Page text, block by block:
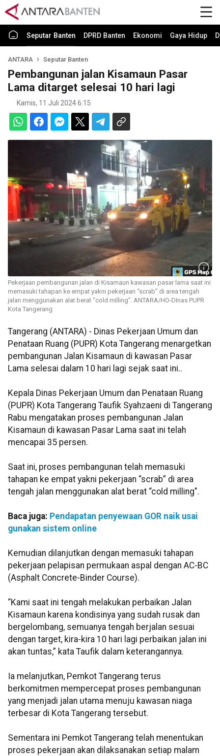
Seputar Banten DPRD Banten Ekonomi Gaya Hidup
ANTARA Seputar Banten
Pembangunan jalan Kisamaun Pasar
Lama ditarget selesai 10 hari lagi
Kamis, 11 Juli 2024 6:15
Pekerjaan pembangunan jalan di Kisamaun kawasan pasar lama saat ini
memasuki tahapan ke empat yakni pekerjaan “scrab” di area tengah
jalan menggunakan alat berat “cold milling". ANTARA/HO-DInas PUPR
Kota Tangerang
Tangerang (ANTARA) - Dinas Pekerjaan Umum dan
Penataan Ruang (PUPR) Kota Tangerang menargetkan
pembangunan Jalan Kisamaun di kawasan Pasar
Lama selesai dalam 10 hari lagi sejak saat ini..
Kepala Dinas Pekerjaan Umum dan Penataan Ruang
(PUPR) Kota Tangerang Taufik Syahzaeni di Tangerang
Rabu mengatakan proses pembangunan Jalan
Kisamaun di kawasan Pasar Lama saat ini telah
mencapai 35 persen.
Saat ini, proses pembangunan telah memasuki
tahapan ke empat yakni pekerjaan “scrab” di area
tengah jalan menggunakan alat berat “cold milling".
Baca juga: Pendapatan penyewaan GOR naik usai
gunakan sistem online
Kemudian dilanjutkan dengan memasuki tahapan
pekerjaan pelapisan permukaan aspal dengan AC-BC
(Asphalt Concrete-Binder Course).
“Kami saat ini tengah melakukan perbaikan Jalan
Kisamaun karena kondisinya yang sudah rusak dan
bergelombang, semuanya tengah berjalan sesuai
dengan target, kira-kira 10 hari lagi perbaikan jalan ini
akan tuntas,” kata Taufik dalam keterangannya.
Ia melanjutkan, Pemkot Tangerang terus
berkomitmen mempercepat proses pembangunan
yang menjadi jalan utama menuju kawasan niaga
terbesar di Kota Tangerang tersebut.
Sementara ini Pemkot Tangerang telah menentukan
proses pekerjaan akan dilaksanakan setiap malam